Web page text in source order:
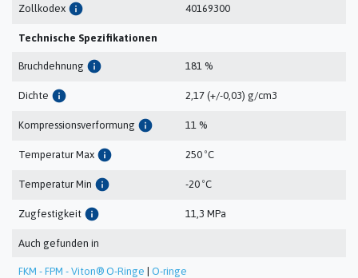
Zollkodex info 40169300
Technische Spezifikationen
Bruchdehnung info 181 %
Dichte info 2,17 (+/-0,03) g/cm3
Kompressionsverformung info 11 %
Temperatur Max info 250 ºC
Temperatur Min info -20 ºC
Zugfestigkeit info 11,3 MPa
Auch gefunden in
FKM - FPM - Viton® O-Ringe |O-ringe